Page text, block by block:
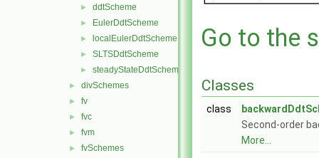
► ddtScheme
► EulerDdtScheme
► localEulerDdtScheme
► SLTSDdtScheme
► steadyStateDdtScheme
► divSchemes
► fv
► fvc
► fvm
► fvSchemes
Go to the
Classes
class
Second-order
More...